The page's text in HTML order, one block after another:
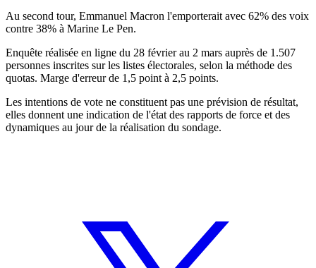
Au second tour, Emmanuel Macron l'emporterait avec 62% des voix
contre 38% à Marine Le Pen.
Enquête réalisée en ligne du 28 février au 2 mars auprès de 1.507
personnes inscrites sur les listes électorales, selon la méthode des
quotas. Marge d'erreur de 1,5 point à 2,5 points.
Les intentions de vote ne constituent pas une prévision de résultat,
elles donnent une indication de l'état des rapports de force et des
dynamiques au jour de la réalisation du sondage.